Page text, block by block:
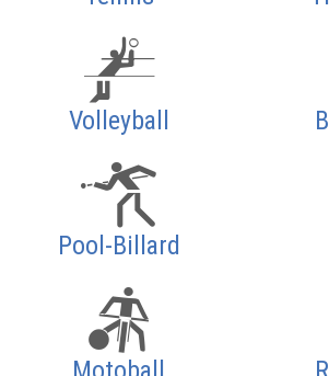
Volleyball
Pool-Billard